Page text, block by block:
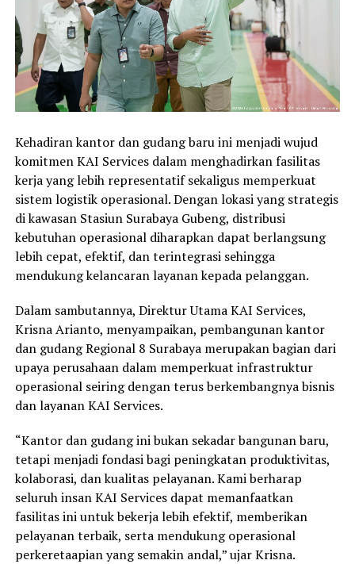
Kehadiran kantor dan gudang baru ini menjadi wujud
komitmen KAI Services dalam menghadirkan fasilitas
kerja yang lebih representatif sekaligus memperkuat
sistem logistik operasional. Dengan lokasi yang strategis
di kawasan Stasiun Surabaya Gubeng, distribusi
kebutuhan operasional diharapkan dapat berlangsung
lebih cepat, efektif, dan terintegrasi sehingga
mendukung kelancaran layanan kepada pelanggan.
Dalam sambutannya, Direktur Utama KAI Services,
Krisna Arianto, menyampaikan, pembangunan kantor
dan gudang Regional 8 Surabaya merupakan bagian dari
upaya perusahaan dalam memperkuat infrastruktur
operasional seiring dengan terus berkembangnya bisnis
dan layanan KAI Services.
“Kantor dan gudang ini bukan sekadar bangunan baru,
tetapi menjadi fondasi bagi peningkatan produktivitas,
kolaborasi, dan kualitas pelayanan. Kami berharap
seluruh insan KAI Services dapat memanfaatkan
fasilitas ini untuk bekerja lebih efektif, memberikan
pelayanan terbaik, serta mendukung operasional
perkeretaapian yang semakin andal,” ujar Krisna.